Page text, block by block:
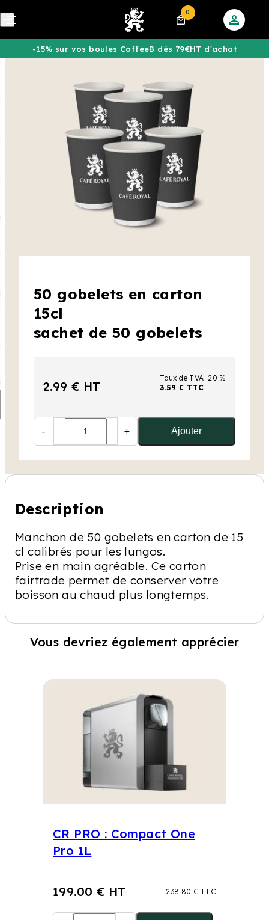
0
-15% sur vos boules CoffeeB dès 79€HT d'achat
50 gobelets en carton
15cl
sachet de 50 gobelets
2.99 € HT
Taux de TVA: 20 %
3.59 € TTC
- + Ajouter
Description
Manchon de 50 gobelets en carton de 15
cl calibrés pour les lungos.
Prise en main agréable. Ce carton
fairtrade permet de conserver votre
boisson au chaud plus longtemps.
Vous devriez également apprécier
CR PRO : Compact One
Pro 1L
199.00 € HT 238.80 € TTC